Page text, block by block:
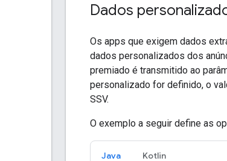
Dados
Os apps que exigem dados
dados personalizados dos
premiado é transmitido ao
personalizado for definido, o
SSV.
O exemplo a seguir define as
Java Kotlin